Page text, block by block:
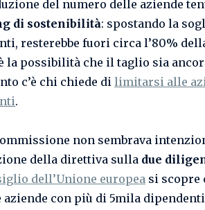
del numero delle aziende
di sostenibilità: spostando la
resterebbe fuori circa l’80%
la possibilità che il taglio sia
c’è chi chiede di limitarsi alle
.
non sembrava
della direttiva sulla due
dell’Unione europea si scopre
aziende con più di 5mila